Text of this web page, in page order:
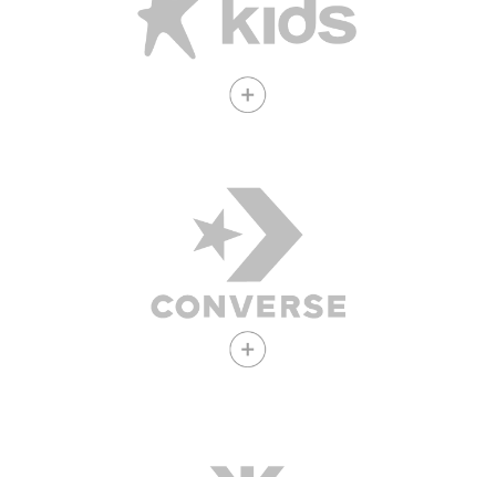
Opera bajo SLA Corp
Opera bajo SLA Corp
Ver vacantes